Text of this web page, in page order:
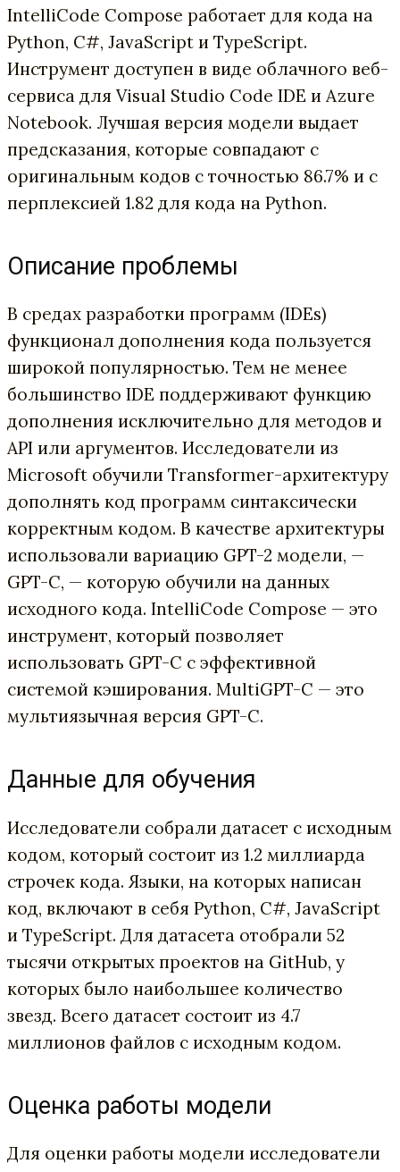
IntelliCode Compose работает для кода на
Python, C#, JavaScript и TypeScript.
Инструмент доступен в виде облачного веб-
сервиса для Visual Studio Code IDE и Azure
Notebook. Лучшая версия модели выдает
предсказания, которые совпадают с
оригинальным кодов с точностью 86.7% и с
перплексией 1.82 для кода на Python.
Описание проблемы
В средах разработки программ (IDEs)
функционал дополнения кода пользуется
широкой популярностью. Тем не менее
большинство IDE поддерживают функцию
дополнения исключительно для методов и
API или аргументов. Исследователи из
Microsoft обучили Transformer-архитектуру
дополнять код программ синтаксически
корректным кодом. В качестве архитектуры
использовали вариацию GPT-2 модели, —
GPT-C, — которую обучили на данных
исходного кода. IntelliCode Compose — это
инструмент, который позволяет
использовать GPT-C с эффективной
системой кэширования. MultiGPT-C — это
мультиязычная версия GPT-C.
Данные для обучения
Исследователи собрали датасет с исходным
кодом, который состоит из 1.2 миллиарда
строчек кода. Языки, на которых написан
код, включают в себя Python, C#, JavaScript
и TypeScript. Для датасета отобрали 52
тысячи открытых проектов на GitHub, у
которых было наибольшее количество
звезд. Всего датасет состоит из 4.7
миллионов файлов с исходным кодом.
Оценка работы модели
Для оценки работы модели исследователи